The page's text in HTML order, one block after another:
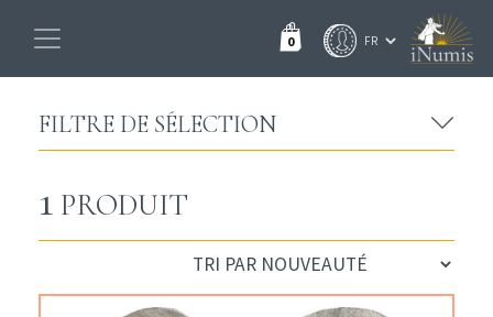
0
FILTRE DE SÉLECTION
1 PRODUIT